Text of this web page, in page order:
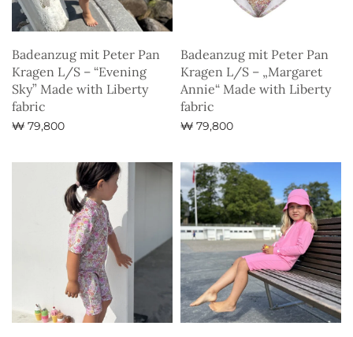
Badeanzug mit Peter Pan
Kragen L/S – “Evening
Sky” Made with Liberty
fabric
₩ 79,800
Badeanzug mit Peter Pan
Kragen L/S – „Margaret
Annie“ Made with Liberty
fabric
₩ 79,800